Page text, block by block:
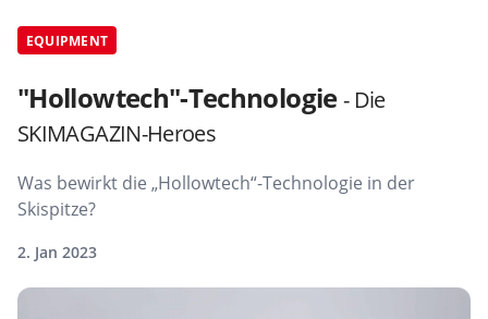
EQUIPMENT
"Hollowtech"-Technologie- Die
SKIMAGAZIN-Heroes
Was bewirkt die „Hollowtech“-Technologie in der
Skispitze?
2. Jan 2023